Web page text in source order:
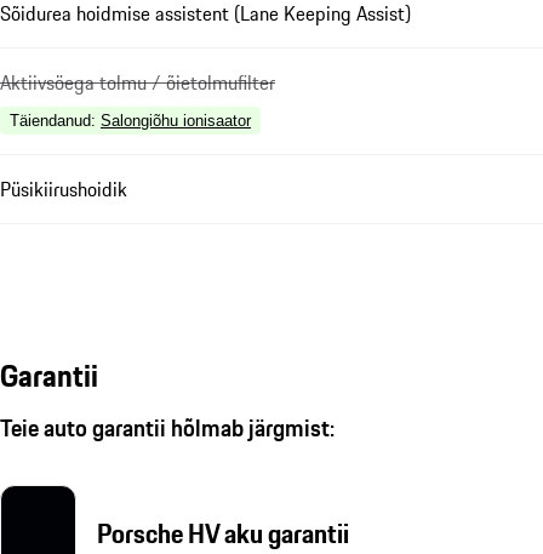
Sõidurea hoidmise assistent (Lane Keeping Assist)
Aktiivsöega tolmu / õietolmufilter
Täiendanud: Salongiõhu ionisaator
Püsikiirushoidik
Garantii
Teie auto garantii hõlmab järgmist:
Porsche HV aku garantii